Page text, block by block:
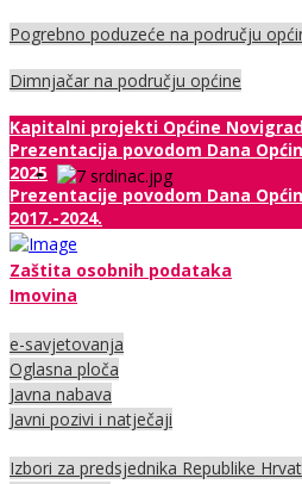
Pogrebno poduzeće na području
Dimnjačar na području općine
Kapitalni projekti Općine
Prezentacija povodom Dana
2025
Prezentacije povodom Dana
2017.-2024.
Zaštita osobnih podataka
Imovina
e-savjetovanja
Oglasna ploča
Javna nabava
Javni pozivi i natječaji
Izbori za predsjednika Republike